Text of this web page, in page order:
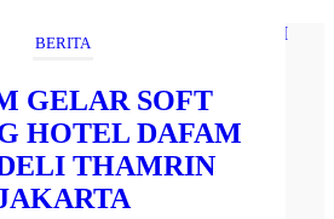
BERITA
GELAR SOFT
HOTEL DAFAM
THAMRIN